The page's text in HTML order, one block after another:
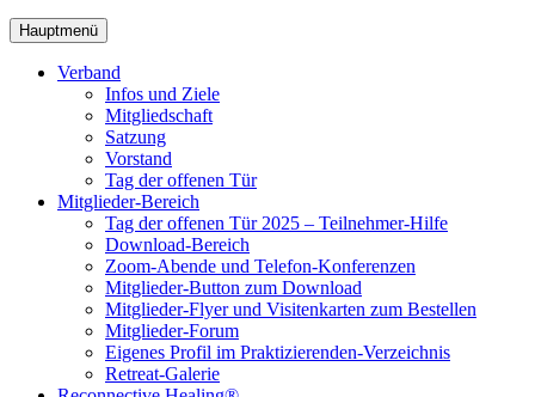
Hauptmenü
Verband
Infos und Ziele
Mitgliedschaft
Satzung
Vorstand
Tag der offenen Tür
Mitglieder-Bereich
Tag der offenen Tür 2025 – Teilnehmer-Hilfe
Download-Bereich
Zoom-Abende und Telefon-Konferenzen
Mitglieder-Button zum Download
Mitglieder-Flyer und Visitenkarten zum Bestellen
Mitglieder-Forum
Eigenes Profil im Praktizierenden-Verzeichnis
Retreat-Galerie